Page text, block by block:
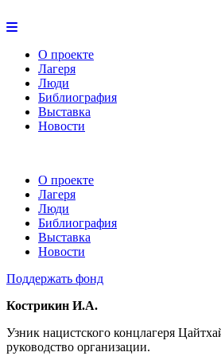
О проекте
Лагеря
Люди
Библиография
Выставка
Новости
О проекте
Лагеря
Люди
Библиография
Выставка
Новости
Поддержать фонд
Кострикин И.А.
Узник нацистского концлагеря
руководство организации.